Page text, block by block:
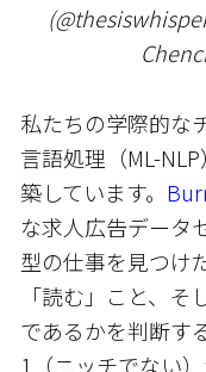
私たちの学際的な
言語処理（ML-
築しています。
な求人広告データ
型の仕事を見つけ
「読む」こと、
であるかを判断す
1（ニッチでない